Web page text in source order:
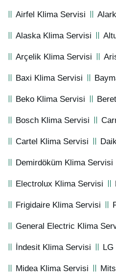
Airfel Klima Servisi
Alaska Klima Servisi
Arçelik Klima Servisi
Baxi Klima Servisi
Beko Klima Servisi
Bosch Klima Servisi
Cartel Klima Servisi
Demirdöküm Klima Servisi
Electrolux Klima Servisi
Frigidaire Klima Servisi
General Electric Klima
İndesit Klima Servisi LG
Midea Klima Servisi